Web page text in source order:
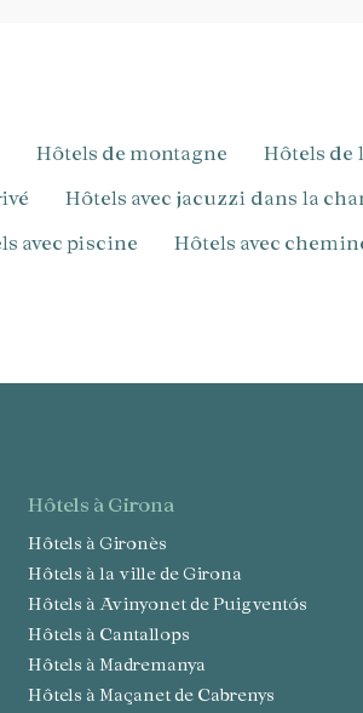
Hôtels de montagne Hôtels de
Hôtels avec jacuzzi dans la
avec piscine Hôtels avec
hôtels à Girona
Hôtels à Gironès
Hôtels à la ville de Girona
Hôtels à Avinyonet de Puigventós
Hôtels à Cantallops
Hôtels à Madremanya
Hôtels à Maçanet de Cabrenys